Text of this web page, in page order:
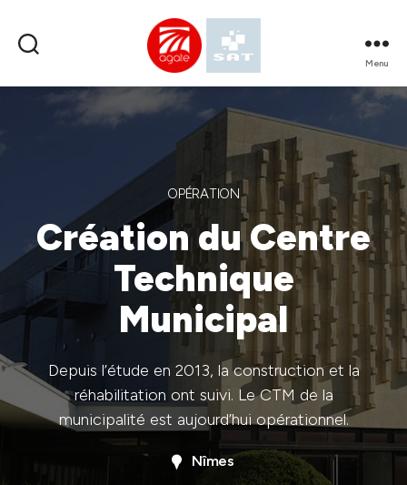
SPL
Menu
OPÉRATION
Création du Centre
Technique
Municipal
Depuis l’étude en 2013, la construction et la
réhabilitation ont suivi. Le CTM de la
municipalité est aujourd’hui opérationnel.
Nîmes